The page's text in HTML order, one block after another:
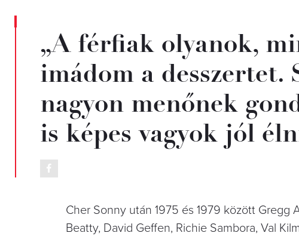
„A férfiak olyanok,
imádom a desszertet.
nagyon menőnek
is képes vagyok jól
Cher Sonny után 1975 és 1979 között Gregg
Beatty, David Geffen, Richie Sambora, Val